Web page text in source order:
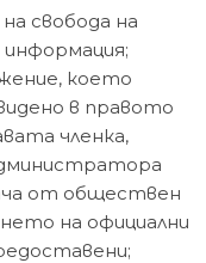
свобода на
което
в правото
членка,
от обществен
на официални